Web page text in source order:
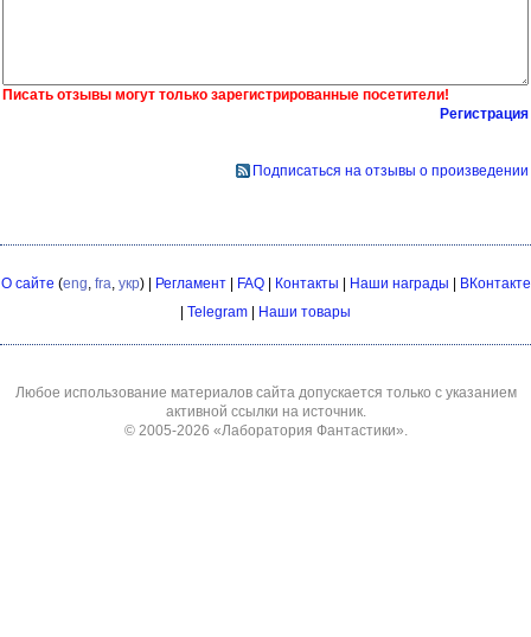
Писать отзывы могут только зарегистрированные посетители!
Регистрация
Подписаться на отзывы о произведении
О сайте (eng fra укр) | Регламент| FAQ| Контакты | Наши награды | ВКонтакте
| Telegram | Наши товары
Любое использование материалов сайта допускается только с указанием
активной ссылки на источник.
© 2005-2026 «Лаборатория Фантастики»